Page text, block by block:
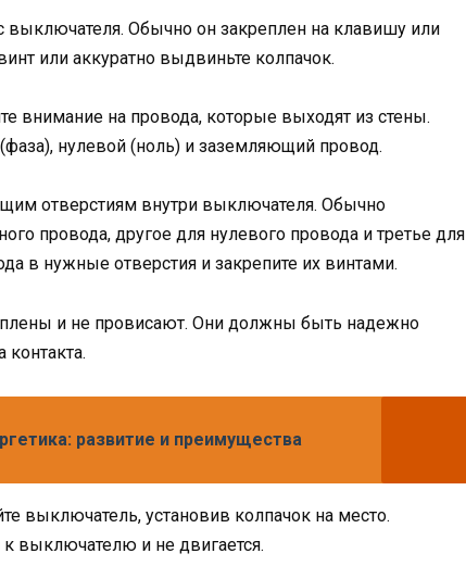
выключателя. Обычно он закреплен на клавишу или
или аккуратно выдвиньте колпачок.
внимание на провода, которые выходят из стены.
нулевой (ноль) и заземляющий провод.
отверстиям внутри выключателя. Обычно
провода, другое для нулевого провода и третье для
в нужные отверстия и закрепите их винтами.
и не провисают. Они должны быть надежно
развитие и преимущества
выключатель, установив колпачок на место.
выключателю и не двигается.